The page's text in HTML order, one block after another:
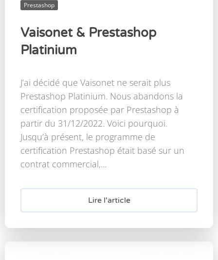
Prestashop
Vaisonet & Prestashop
Platinium
J’ai décidé que Vaisonet ne serait plus
Prestashop Platinium. Nous abandons la
certification proposée par Prestashop à
partir du 31/12/2022. Voici pourquoi.
Jusqu’à présent, le programme de
certification Prestashop était basé sur un
contrat commercial,...
Lire l'article